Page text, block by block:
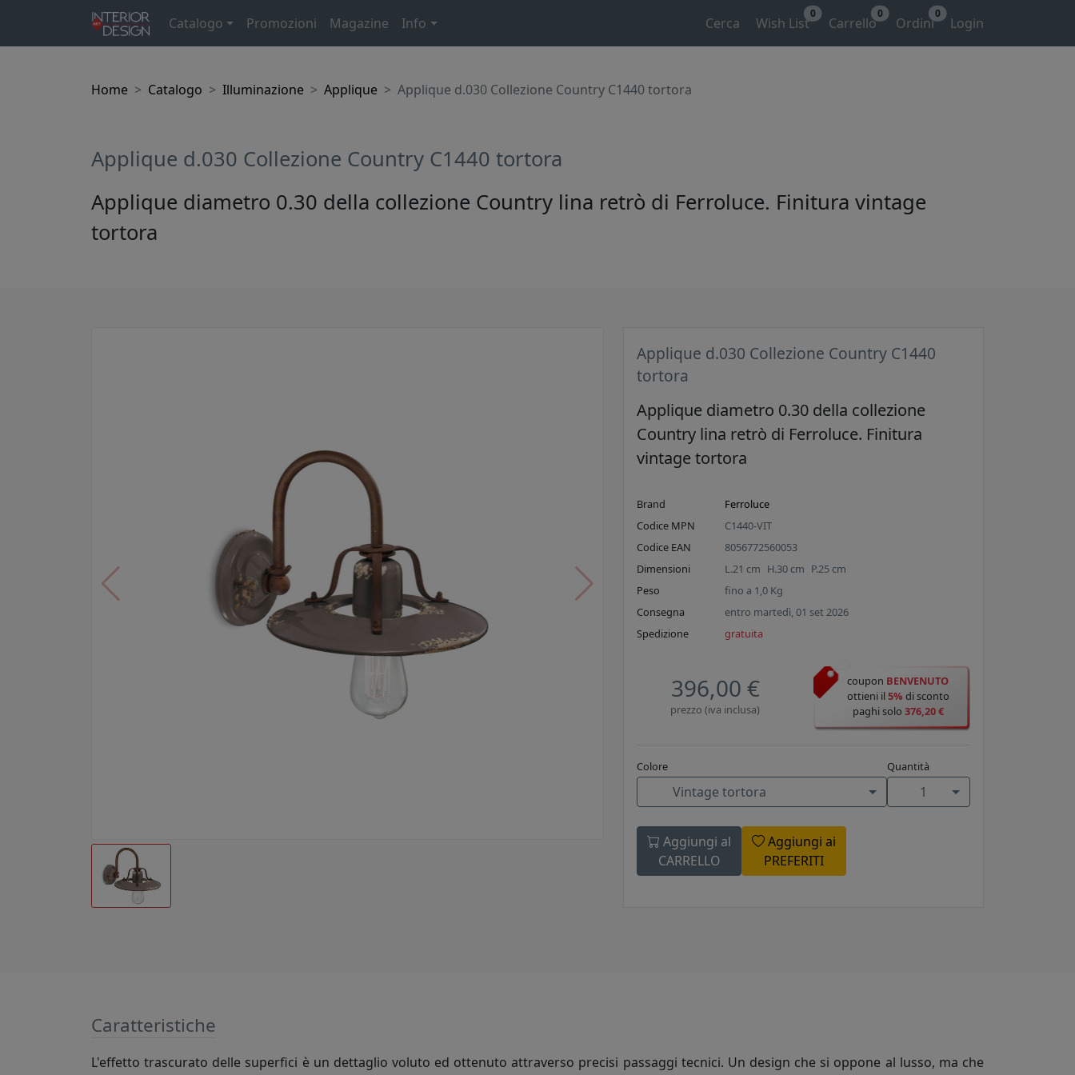
Catalogo Promozioni Magazine Info Cerca Wish List
0
Carrello
0
Ordini
0
Login
Home Catalogo Illuminazione Applique Applique d.030 Collezione Country C1440 tortora
Applique d.030 Collezione Country C1440 tortora
Applique diametro 0.30 della collezione Country lina retrò di Ferroluce. Finitura vintage
tortora
Applique d.030 Collezione Country C1440
tortora
Applique diametro 0.30 della collezione
Country lina retrò di Ferroluce. Finitura
vintage tortora
Brand
Ferroluce
Codice MPN
C1440-VIT
Codice EAN
8056772560053
Dimensioni
L.21 cm H.30 cm P.25 cm
Peso
fino a 1,0 Kg
Consegna
entro martedì, 01 set 2026
Spedizione
gratuita
396,00 €
prezzo (iva inclusa)
coupon BENVENUTO
ottieni il5% di sconto
paghi solo 376,20 €
Colore
Vintage tortora
Quantità
1
Aggiungi al
CARRELLO
Aggiungi ai
PREFERITI
Caratteristiche
L'effetto trascurato delle superfici è un dettaglio voluto ed ottenuto attraverso precisi passaggi tecnici. Un design che si oppone al lusso, ma che